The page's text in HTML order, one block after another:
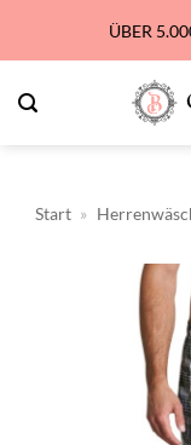
springen
ÜBER
Start »